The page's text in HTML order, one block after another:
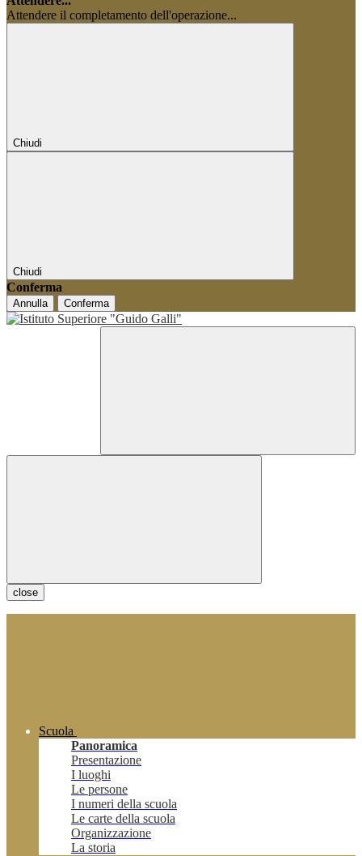
Attendere il completamento dell'operazione...
Chiudi
Chiudi
Conferma
Annulla Conferma
close
Scuola
Panoramica
Presentazione
I luoghi
Le persone
I numeri della scuola
Le carte della scuola
Organizzazione
La storia